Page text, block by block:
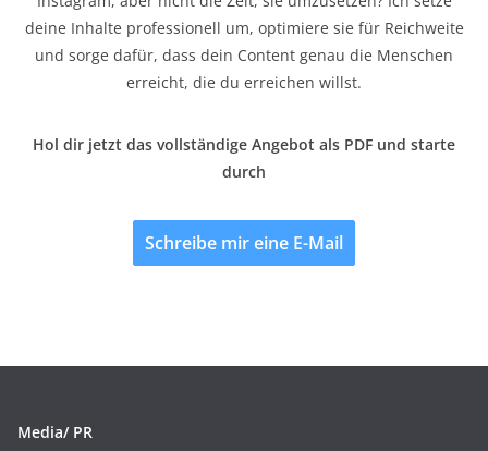
deine Inhalte professionell um, optimiere sie für Reichweite
und sorge dafür, dass dein Content genau die Menschen
erreicht, die du erreichen willst.
Hol dir jetzt das vollständige Angebot als PDF und starte
durch
Schreibe mir eine E-Mail
Media/ PR